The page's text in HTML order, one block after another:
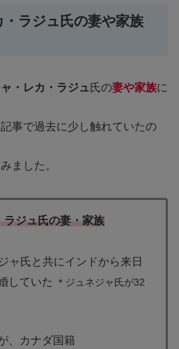
ラジュ氏の妻や家族
・レカ・ラジュ 氏の妻や家族に
事で過去に少し触れていたの
ました。
ジュ氏の妻・家族
ャ氏と共にインドから来日
していた
＊ジュネジャ氏が32
、カナダ国籍